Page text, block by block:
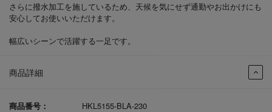
商品詳細
商品番号：
HKL5155-BLA-230
さらに撥水加工を施しているため、天候を気にせず通勤やお出かけにも
安心してお使いいただけます。
幅広いシーンで活躍する一足です。